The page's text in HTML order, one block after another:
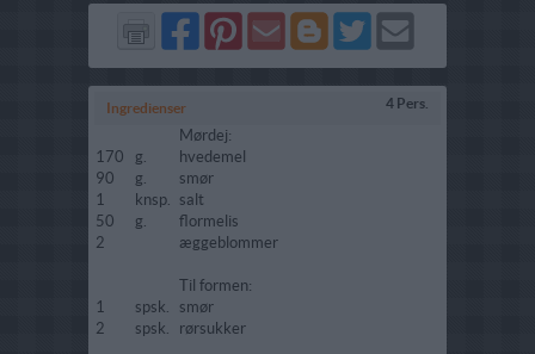
Del
på
Del
på
Send
via
Del
på
Del
på
Send
Ingredienser 4 Pers.
Mørdej:
170
g.
hvedemel
90
g.
smør
1
knsp. salt
50
g.
flormelis
2
æggeblommer
Til formen:
1
spsk.
smør
2
spsk. rørsukker